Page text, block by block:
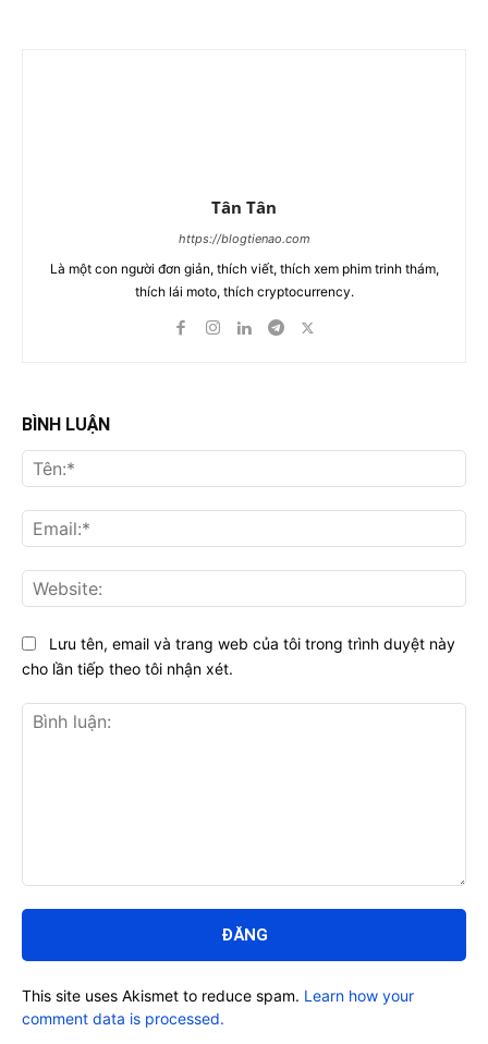
Tân Tân
https://blogtienao.com
Là một con người đơn giản, thích viết, thích xem phim trinh thám,
thích lái moto, thích cryptocurrency.
BÌNH LUẬN
luận:
Lưu tên, email và trang web của tôi trong trình duyệt này
cho lần tiếp theo tôi nhận xét.
This site uses Akismet to reduce spam. Learn how your
comment data is processed.